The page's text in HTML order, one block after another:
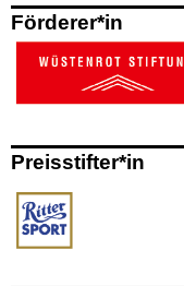
Förderer*in
Preisstifter*in